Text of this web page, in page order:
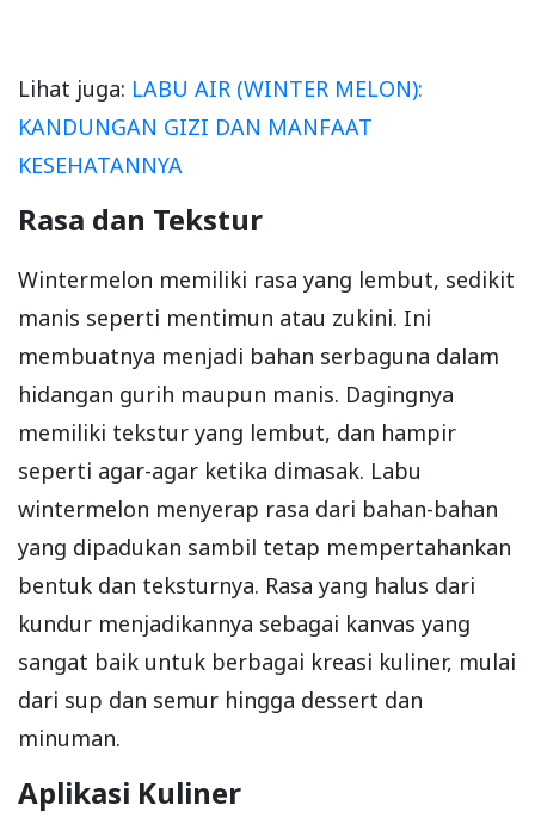
Lihat juga: LABU AIR (WINTER MELON):
KANDUNGAN GIZI DAN MANFAAT
KESEHATANNYA
Rasa dan Tekstur
Wintermelon memiliki rasa yang lembut, sedikit
manis seperti mentimun atau zukini. Ini
membuatnya menjadi bahan serbaguna dalam
hidangan gurih maupun manis. Dagingnya
memiliki tekstur yang lembut, dan hampir
seperti agar-agar ketika dimasak. Labu
wintermelon menyerap rasa dari bahan-bahan
yang dipadukan sambil tetap mempertahankan
bentuk dan teksturnya. Rasa yang halus dari
kundur menjadikannya sebagai kanvas yang
sangat baik untuk berbagai kreasi kuliner, mulai
dari sup dan semur hingga dessert dan
minuman.
Aplikasi Kuliner